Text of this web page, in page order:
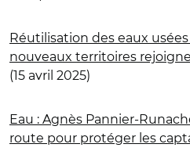
Réutilisation des eaux
nouveaux territoires
(15 avril 2025)
Eau : Agnès Pannier-
route pour protéger les